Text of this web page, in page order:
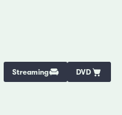
Streaming DVD